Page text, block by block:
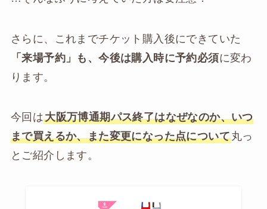
さらに、これまでチケット購入後にできていた
「来場予約」も、今後は購入時に予約必須に変わ
ります。
今回は大阪万博通期パス終了はなぜなのか、いつ
まで買えるか、また変更になった点について丸っ
とご紹介します。